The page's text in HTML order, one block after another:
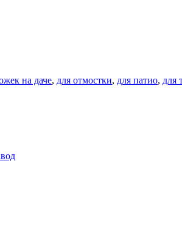
на даче, для отмостки, для патио, для